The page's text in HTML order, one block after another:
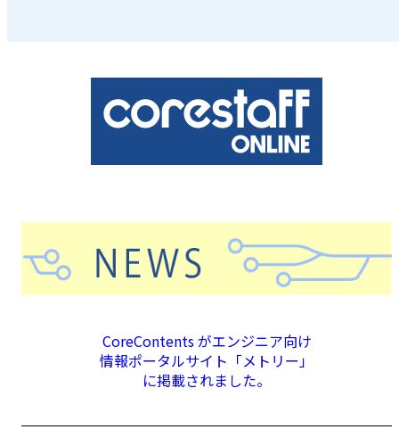
CoreContents がエンジニア向け
情報ポータルサイト「メトリー」
に掲載されました。